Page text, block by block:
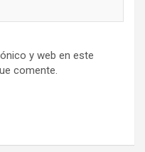
y web en este
comente.